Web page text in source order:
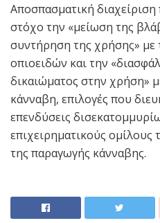
Αποσπασματική διαχείριση
στόχο την «μείωση της
συντήρηση της χρήσης» με
οπιοειδών και την
δικαιώματος στην χρήση»
κάνναβη, επιλογές που
επενδύσεις
επιχειρηματικούς
της παραγωγής κάνναβης.